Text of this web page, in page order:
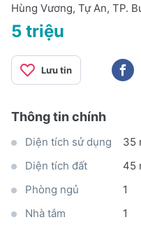
Hùng Vương, Tự An, TP.
5 triệu
Lưu tin
Thông tin chính
Diện tích sử dụng 35
Diện tích đất 45
Phòng ngủ
1
Nhà tắm
1